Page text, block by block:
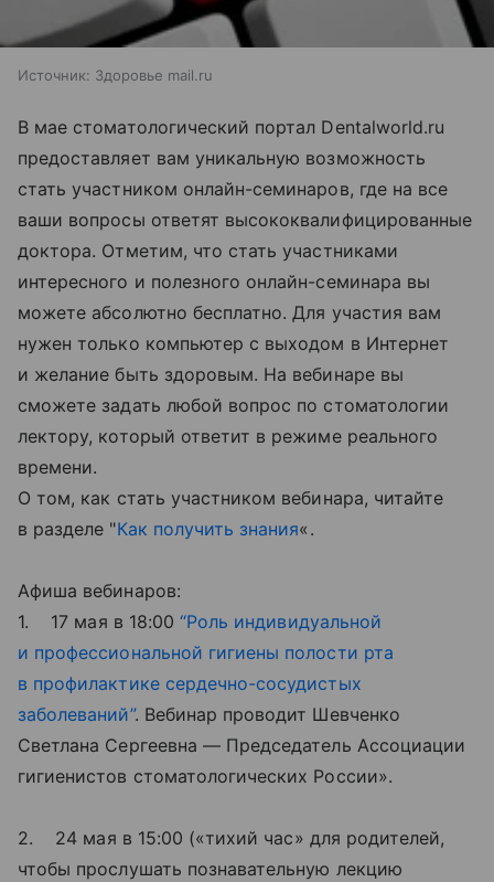
Источник: Здоровье mail.ru
В мае стоматологический портал Dentalworld.ru
предоставляет вам уникальную возможность
стать участником онлайн-семинаров, где на все
ваши вопросы ответят высококвалифицированные
доктора. Отметим, что стать участниками
интересного и полезного онлайн-семинара вы
можете абсолютно бесплатно. Для участия вам
нужен только компьютер с выходом в Интернет
и желание быть здоровым. На вебинаре вы
сможете задать любой вопрос по стоматологии
лектору, который ответит в режиме реального
времени.
О том, как стать участником вебинара, читайте
в разделе "Как получить знания«.
Афиша вебинаров:
1. 17 мая в 18:00“Роль индивидуальной
и профессиональной гигиены полости рта
в профилактике сердечно-сосудистых
заболеваний”. Вебинар проводит Шевченко
Светлана Сергеевна — Председатель Ассоциации
гигиенистов стоматологических России».
2. 24 мая в 15:00 («тихий час» для родителей,
чтобы прослушать познавательную лекцию